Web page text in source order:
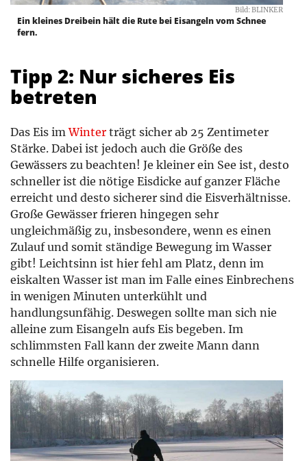
Bild: BLINKER
Ein kleines Dreibein hält die Rute bei Eisangeln vom Schnee
fern.
Tipp 2: Nur sicheres Eis
betreten
Das Eis imWinter trägt sicher ab 25 Zentimeter
Stärke. Dabei ist jedoch auch die Größe des
Gewässers zu beachten! Je kleiner ein See ist, desto
schneller ist die nötige Eisdicke auf ganzer Fläche
erreicht und desto sicherer sind die Eisverhältnisse.
Große Gewässer frieren hingegen sehr
ungleichmäßig zu, insbesondere, wenn es einen
Zulauf und somit ständige Bewegung im Wasser
gibt! Leichtsinn ist hier fehl am Platz, denn im
eiskalten Wasser ist man im Falle eines Einbrechens
in wenigen Minuten unterkühlt und
handlungsunfähig. Deswegen sollte man sich nie
alleine zum Eisangeln aufs Eis begeben. Im
schlimmsten Fall kann der zweite Mann dann
schnelle Hilfe organisieren.